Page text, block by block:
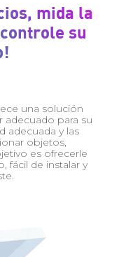
mida la
su
una solución
adecuado para su
adecuada y las
objetos,
es ofrecerle
fácil de instalar y